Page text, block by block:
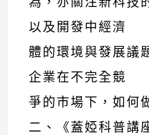
以及開發中經濟
體的環境與發展議
企業在不完全競
爭的市場下，如何
二、《蓋婭科普講